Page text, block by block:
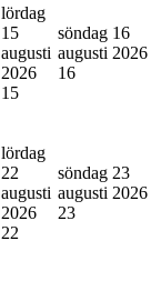
lördag
15
augusti
2026
15
söndag 16
augusti 2026
16
lördag
22
augusti
2026
22
söndag 23
augusti 2026
23